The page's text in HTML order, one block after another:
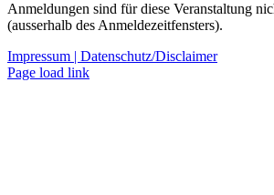
Anmeldungen sind für diese Veranstaltung
(ausserhalb des Anmeldezeitfensters).
Impressum | Datenschutz/Disclaimer
Page load link